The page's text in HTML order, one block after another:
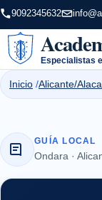
9092345632
Especialistas
Inicio Alicante/
GUÍA LOCAL
Ondara ·